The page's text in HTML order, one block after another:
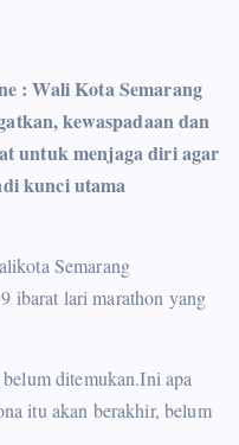
: Wali Kota Semarang
kewaspadaan dan
untuk menjaga diri agar
kunci utama
Semarang
ibarat lari marathon yang
ditemukan.Ini apa
itu akan berakhir, belum